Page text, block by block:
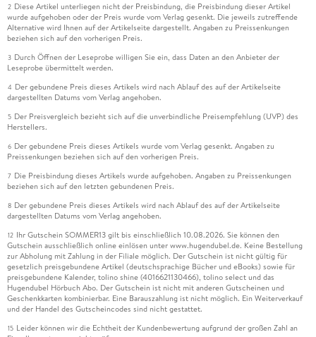
2 Diese Artikel unterliegen nicht der Preisbindung, die Preisbindung dieser Artikel
wurde aufgehoben oder der Preis wurde vom Verlag gesenkt. Die jeweils zutreffende
Alternative wird Ihnen auf der Artikelseite dargestellt. Angaben zu Preissenkungen
beziehen sich auf den vorherigen Preis.
3 Durch Öffnen der Leseprobe willigen Sie ein, dass Daten an den Anbieter der
Leseprobe übermittelt werden.
4 Der gebundene Preis dieses Artikels wird nach Ablauf des auf der Artikelseite
dargestellten Datums vom Verlag angehoben.
5 Der Preisvergleich bezieht sich auf die unverbindliche Preisempfehlung (UVP) des
Herstellers.
6 Der gebundene Preis dieses Artikels wurde vom Verlag gesenkt. Angaben zu
Preissenkungen beziehen sich auf den vorherigen Preis.
7 Die Preisbindung dieses Artikels wurde aufgehoben. Angaben zu Preissenkungen
beziehen sich auf den letzten gebundenen Preis.
8 Der gebundene Preis dieses Artikels wird nach Ablauf des auf der Artikelseite
dargestellten Datums vom Verlag angehoben.
12 Ihr Gutschein SOMMER13 gilt bis einschließlich 10.08.2026. Sie können den
Gutschein ausschließlich online einlösen unter www.hugendubel.de. Keine Bestellung
zur Abholung mit Zahlung in der Filiale möglich. Der Gutschein ist nicht gültig für
gesetzlich preisgebundene Artikel (deutschsprachige Bücher und eBooks) sowie für
preisgebundene Kalender, tolino shine (4016621130466), tolino select und das
Hugendubel Hörbuch Abo. Der Gutschein ist nicht mit anderen Gutscheinen und
Geschenkkarten kombinierbar. Eine Barauszahlung ist nicht möglich. Ein Weiterverkauf
und der Handel des Gutscheincodes sind nicht gestattet.
15 Leider können wir die Echtheit der Kundenbewertung aufgrund der großen Zahl an